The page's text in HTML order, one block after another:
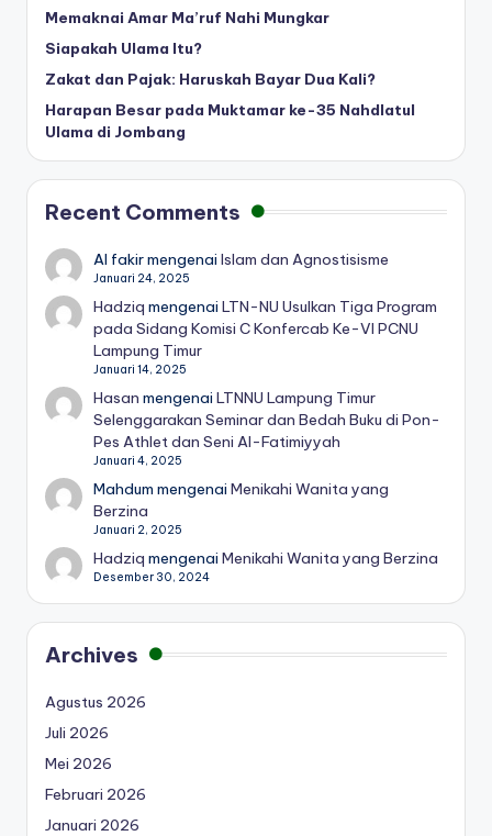
Memaknai Amar Ma’ruf Nahi Mungkar
Siapakah Ulama Itu?
Zakat dan Pajak: Haruskah Bayar Dua Kali?
Harapan Besar pada Muktamar ke-35 Nahdlatul
Ulama di Jombang
Recent Comments
Al fakirmengenaiIslam dan Agnostisisme
Januari 24, 2025
Hadziq mengenaiLTN-NU Usulkan Tiga Program
pada Sidang Komisi C Konfercab Ke-VI PCNU
Lampung Timur
Januari 14, 2025
Hasan mengenaiLTNNU Lampung Timur
Selenggarakan Seminar dan Bedah Buku di Pon-
Pes Athlet dan Seni Al-Fatimiyyah
Januari 4, 2025
Mahdum mengenaiMenikahi Wanita yang
Berzina
Januari 2, 2025
Hadziq mengenaiMenikahi Wanita yang Berzina
Desember 30, 2024
Archives
Agustus 2026
Juli 2026
Mei 2026
Februari 2026
Januari 2026